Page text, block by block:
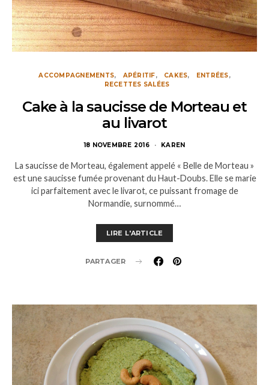
ACCOMPAGNEMENTS APÉRITIF CAKES
ENTRÉES
RECETTES SALÉES
Cake à la saucisse de Morteau et
au livarot
18 NOVEMBRE 2016 KAREN
La saucisse de Morteau, également appelé « Belle de Morteau »
est une saucisse fumée provenant du Haut-Doubs. Elle se marie
ici parfaitement avec le livarot, ce puissant fromage de
Normandie, surnommé…
LIRE L'ARTICLE
PARTAGER